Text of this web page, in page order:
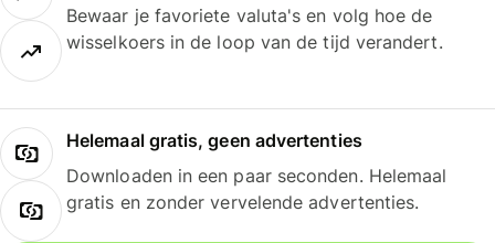
Bewaar je favoriete valuta's en volg hoe de
wisselkoers in de loop van de tijd verandert.
Helemaal gratis, geen advertenties
Downloaden in een paar seconden. Helemaal
gratis en zonder vervelende advertenties.